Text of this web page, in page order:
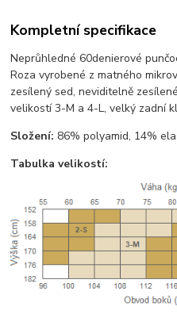
Kompletní specifikace
Neprůhledné 60denierové
Roza vyrobené z matného
zesílený sed, neviditelně
velikostí 3-M a 4-L, velký zadní
Složení: 86% polyamid, 14%
Tabulka velikostí: